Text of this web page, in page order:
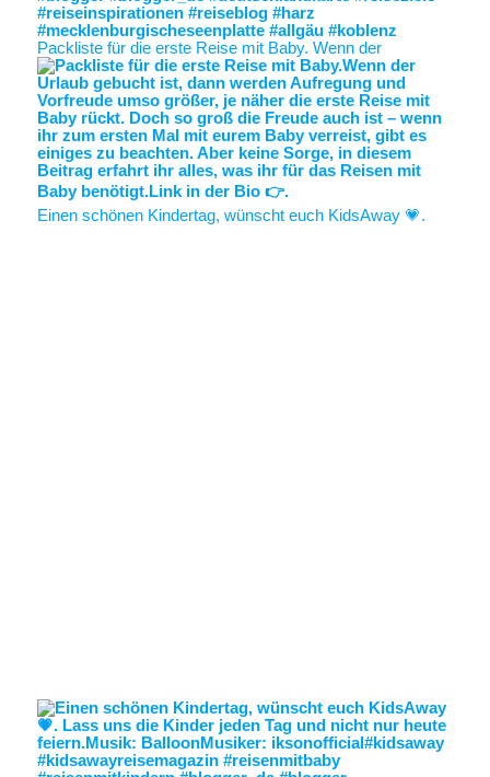
Packliste für die erste Reise mit Baby. Wenn der
Einen schönen Kindertag, wünscht euch KidsAway 💗.